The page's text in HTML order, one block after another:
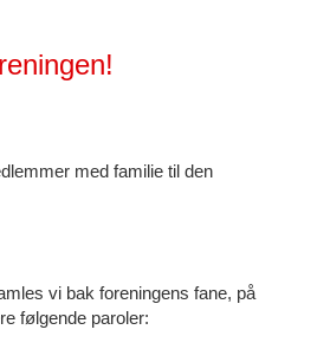
med familie til den
vi bak foreningens fane, på
følgende paroler: